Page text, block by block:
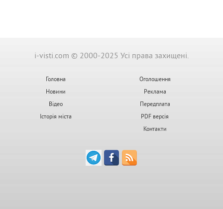
i-visti.com © 2000-2025 Усі права захищені.
Головна
Новини
Відео
Історія міста
Оголошення
Реклама
Передплата
PDF версія
Контакти